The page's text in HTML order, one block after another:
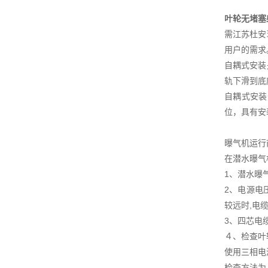
叶轮无堵
需江苏杜
用户的需
自耦式安
轨下滑到
自耦式安
位，具有
曝气机运
在潜水曝
1、潜水曝
2、电源电
较远时,电
3、四芯电
４、检查
使用三相